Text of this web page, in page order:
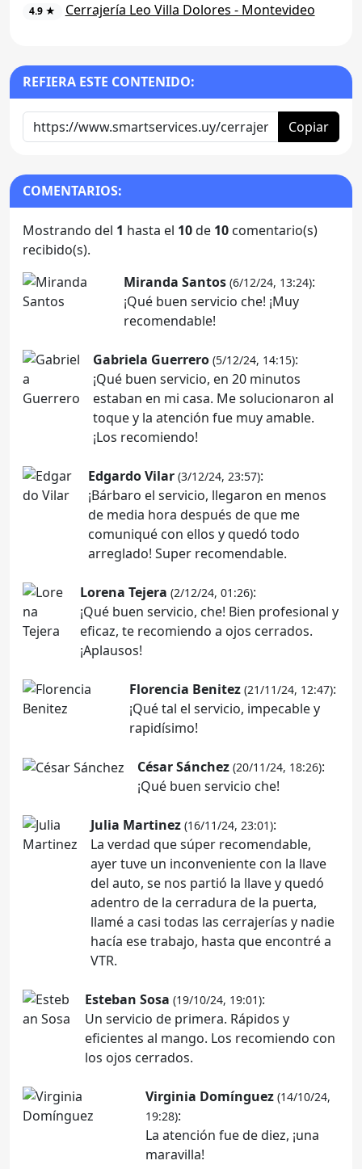
4.9 ★ Cerrajería Leo Villa Dolores - Montevideo
REFIERA ESTE CONTENIDO:
Copiar
COMENTARIOS:
Mostrando del 1 hasta el 10de 10 comentario(s)
recibido(s).
Miranda Santos (6/12/24, 13:24):
¡Qué buen servicio che! ¡Muy
recomendable!
Gabriela Guerrero (5/12/24, 14:15):
¡Qué buen servicio, en 20 minutos
estaban en mi casa. Me solucionaron al
toque y la atención fue muy amable.
¡Los recomiendo!
Edgardo Vilar (3/12/24, 23:57):
¡Bárbaro el servicio, llegaron en menos
de media hora después de que me
comuniqué con ellos y quedó todo
arreglado! Super recomendable.
Lorena Tejera (2/12/24, 01:26):
¡Qué buen servicio, che! Bien profesional y
eficaz, te recomiendo a ojos cerrados.
¡Aplausos!
Florencia Benitez (21/11/24, 12:47):
¡Qué tal el servicio, impecable y
rapidísimo!
César Sánchez (20/11/24, 18:26):
¡Qué buen servicio che!
Julia Martinez (16/11/24, 23:01):
La verdad que súper recomendable,
ayer tuve un inconveniente con la llave
del auto, se nos partió la llave y quedó
adentro de la cerradura de la puerta,
llamé a casi todas las cerrajerías y nadie
hacía ese trabajo, hasta que encontré a
VTR.
Esteban Sosa (19/10/24, 19:01):
Un servicio de primera. Rápidos y
eficientes al mango. Los recomiendo con
los ojos cerrados.
Virginia Domínguez (14/10/24,
19:28):
La atención fue de diez, ¡una
maravilla!